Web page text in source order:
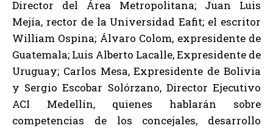
Director del Área Metropolitana; Juan Luis
Mejía, rector de la Universidad Eafit; el escritor
William Ospina; Álvaro Colom, expresidente de
Guatemala; Luis Alberto Lacalle, Expresidente de
Uruguay; Carlos Mesa, Expresidente de Bolivia
y Sergio Escobar Solórzano, Director Ejecutivo
ACI Medellín, quienes hablarán sobre
competencias de los concejales, desarrollo